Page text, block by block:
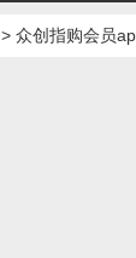
> 众创指购会员